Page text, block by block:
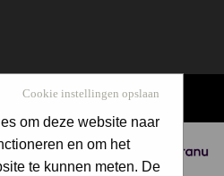
Sponsored by
Cookie instellingen opslaan
om deze website naar
en om het
te kunnen meten. De